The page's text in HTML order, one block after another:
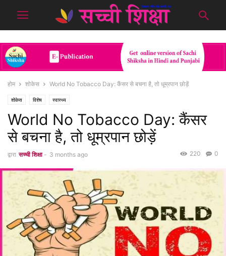
होम शोकेस World No Tobacco Day: कैंसर से बचना है, तो धूम्रपान छोड़ें
शोकेस विशेष स्वास्थ्य
World No Tobacco Day: कैंसर
से बचना है, तो धूम्रपान छोड़ें
द्वारा सच्ची शिक्षा - 3 months ago 0
220